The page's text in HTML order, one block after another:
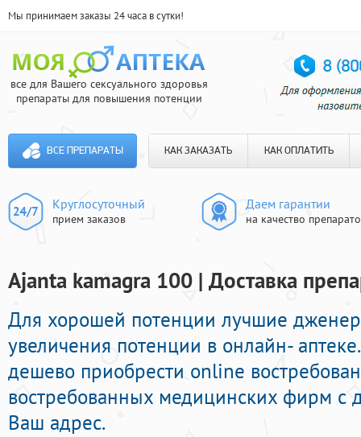
Мы принимаем заказы 24 часа в сутки!
все для Вашего сексуального здоровья
препараты для повышения потенции
ВСЕ ПРЕПАРАТЫ КАК ЗАКАЗАТЬ КАК ОПЛАТИТЬ
Круглосуточный
прием заказов
Даем гарантии
на качество
Ajanta kamagra 100 | Доставка
Для хорошей потенции лучшие
увеличения потенции в онлайн-
дешево приобрести online
востребованных медицинских фирм с
Ваш адрес.